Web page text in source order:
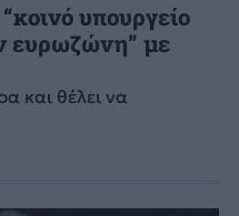
υπουργείο
ευρωζώνη” με
και θέλει να